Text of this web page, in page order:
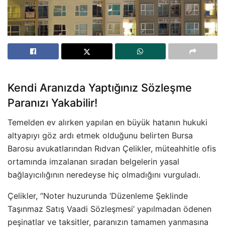
Kendi Aranızda Yaptığınız Sözleşme
Paranızı Yakabilir!
Temelden ev alırken yapılan en büyük hatanın hukuki
altyapıyı göz ardı etmek olduğunu belirten Bursa
Barosu avukatlarından Rıdvan Çelikler, müteahhitle ofis
ortamında imzalanan sıradan belgelerin yasal
bağlayıcılığının neredeyse hiç olmadığını vurguladı.
Çelikler, “Noter huzurunda ‘Düzenleme Şeklinde
Taşınmaz Satış Vaadi Sözleşmesi’ yapılmadan ödenen
peşinatlar ve taksitler, paranızın tamamen yanmasına